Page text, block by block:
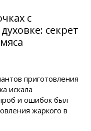
с
секрет
приготовления
искала
и ошибок был
жаркого в